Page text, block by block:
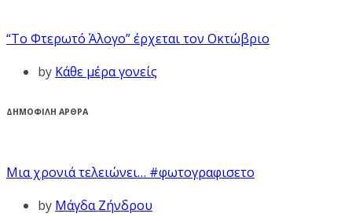
“Το Φτερωτό Άλογο” έρχεται τον Οκτώβριο
by Κάθε μέρα γονείς
ΔΗΜΟΦΙΛΗ ΑΡΘΡΑ
Μια χρονιά τελειώνει… #φωτογραφισετο
by Μάγδα Ζήνδρου